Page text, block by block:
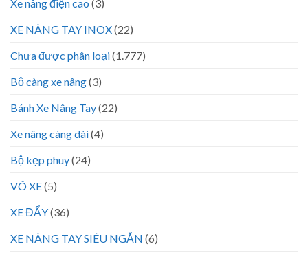
Xe nâng điện cao (3)
XE NÂNG TAY INOX(22)
Chưa được phân loại(1.777)
Bộ càng xe nâng(3)
Bánh Xe Nâng Tay(22)
Xe nâng càng dài(4)
Bộ kẹp phuy(24)
VÕ XE(5)
XE ĐẨY(36)
XE NÂNG TAY SIÊU NGẮN (6)